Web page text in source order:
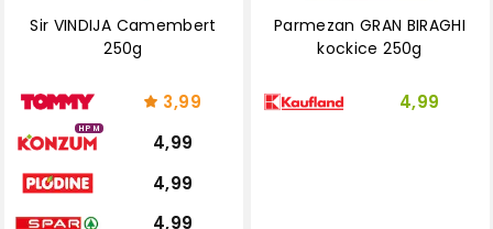
Sir VINDIJA Camembert
250g
3,99
HPM
4,99
4,99
4,99
Parmezan GRAN BIRAGHI
kockice 250g
4,99